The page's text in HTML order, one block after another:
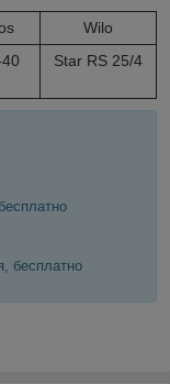
Wilo
Star RS 25/4
бесплатно